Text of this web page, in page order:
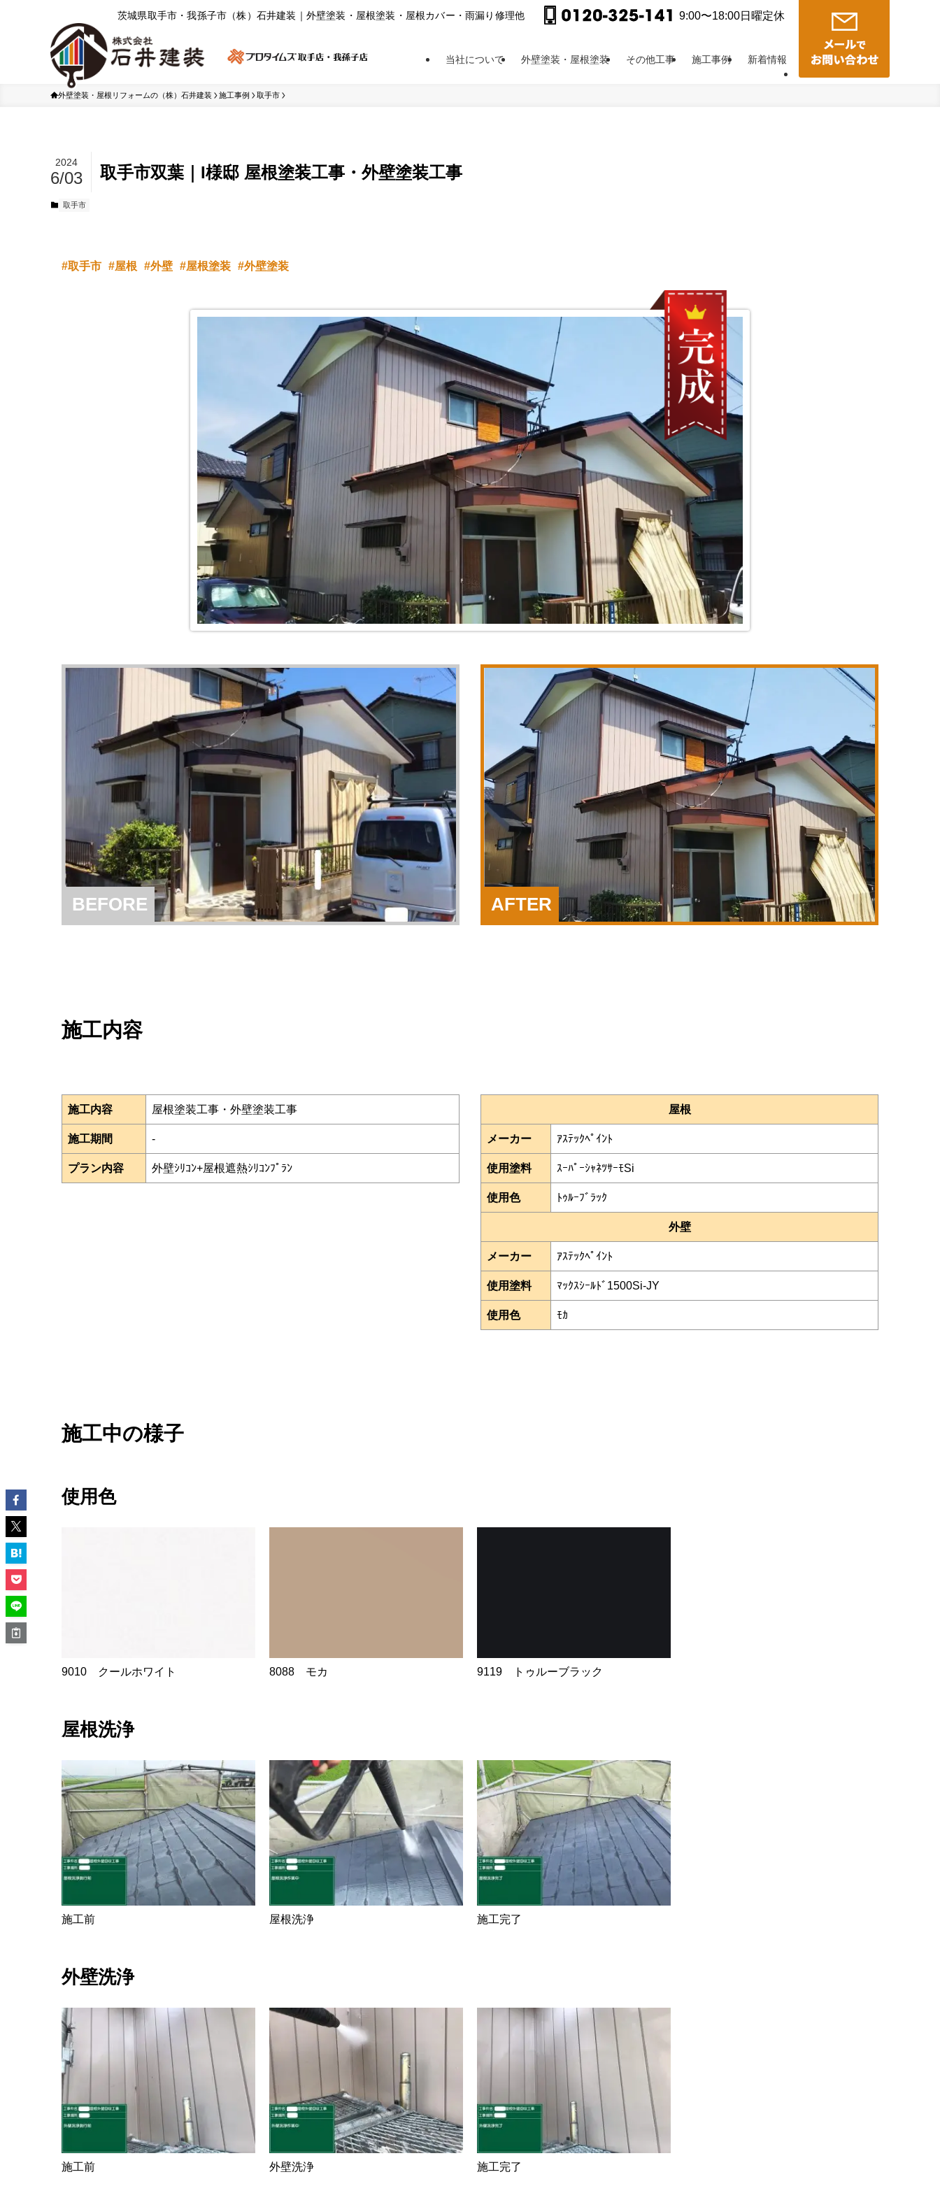
茨城県取⼿市・我孫⼦市（株）⽯井建装｜外壁塗装・屋根塗装・屋根カバー・⾬漏り修理他 9:00〜18:00日曜定休
当社について 外壁塗装・屋根塗装 その他工事 施工事例 新着情報
外壁塗装・屋根リフォームの（株）石井建装 施工事例 取手市
取手市双葉｜I様邸 屋根塗装工事・外壁塗装工事
2024
6/03
取手市
取手市 屋根 外壁 屋根塗装 外壁塗装
BEFORE AFTER
施工内容
施工内容 屋根塗装工事・外壁塗装工事
施工期間 -
プラン内容 外壁ｼﾘｺﾝ+屋根遮熱ｼﾘｺﾝﾌﾟﾗﾝ
屋根
メーカー ｱｽﾃｯｸﾍﾟｲﾝﾄ
使用塗料 ｽｰﾊﾟｰｼｬﾈﾂｻｰﾓSi
使用色 ﾄｩﾙｰﾌﾞﾗｯｸ
外壁
メーカー ｱｽﾃｯｸﾍﾟｲﾝﾄ
使用塗料 ﾏｯｸｽｼｰﾙﾄﾞ1500Si-JY
使用色 ﾓｶ
施工中の様子
使用色
9010 クールホワイト 8088 モカ 9119 トゥルーブラック
屋根洗浄
施工前 屋根洗浄 施工完了
外壁洗浄
施工前 外壁洗浄 施工完了